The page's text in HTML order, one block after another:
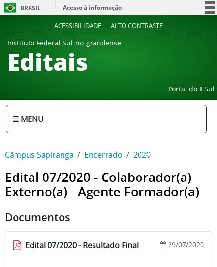
BRASIL
Acesso à informação
ACESSIBILIDADE ALTO CONTRASTE
Instituto Federal Sul-rio-grandense
Editais
Portal do IFSul
☰ MENU
Câmpus Sapiranga Encerrado 2020
Edital 07/2020 - Colaborador(a)
Externo(a) - Agente Formador(a)
Documentos
Edital 07/2020 - Resultado Final 29/07/2020